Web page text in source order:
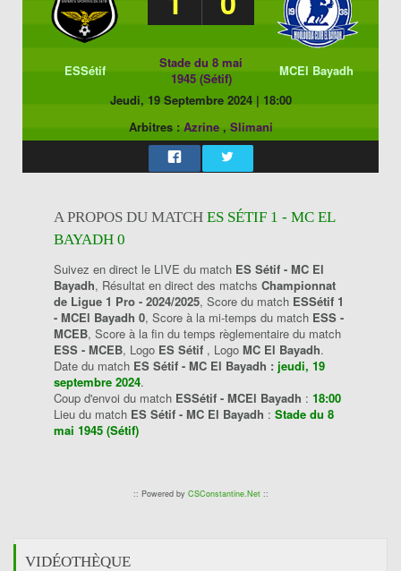
ESSétif
Stade du 8 mai
1945 (Sétif)
MCEl Bayadh
Jeudi, 19 Septembre 2024| 18:00
Arbitres : Azrine, Slimani
A PROPOS DU MATCH ES SÉTIF 1 - MC EL
BAYADH 0
Suivez en direct le LIVE du match ES Sétif - MC El
Bayadh, Résultat en direct des matchs Championnat
de Ligue 1 Pro - 2024/2025, Score du match ESSétif 1
- MCEl Bayadh 0, Score à la mi-temps du match ESS -
MCEB, Score à la fin du temps règlementaire du match
ESS - MCEB, Logo ES Sétif , Logo MC El Bayadh.
Date du match ES Sétif - MC El Bayadh : jeudi, 19
septembre 2024.
Coup d'envoi du match ESSétif - MCEl Bayadh : 18:00
Lieu du match ES Sétif - MC El Bayadh : Stade du 8
mai 1945 (Sétif)
:: Powered by CSConstantine.Net::
VIDÉOTHÈQUE